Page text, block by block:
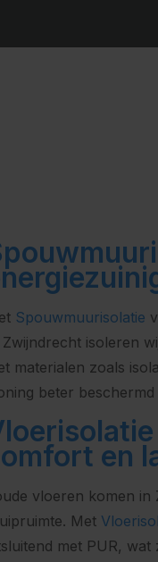
Spouwmuurisolatie
Zwijndrecht isoleren
materialen zoals
beter
en
vloeren komen
Met
met PUR,